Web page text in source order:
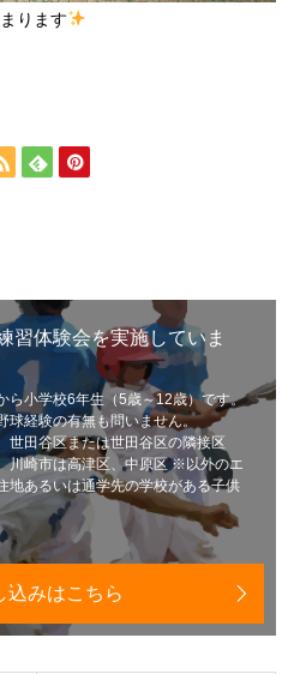
ります
習体験会を実施していま
ら小学校6年生（5歳～12歳）です。
球経験の有無も問いません。
世田谷区または世田谷区の隣接区
川崎市は高津区、中原区 ※以外のエ
地あるいは通学先の学校がある子供
込みはこちら